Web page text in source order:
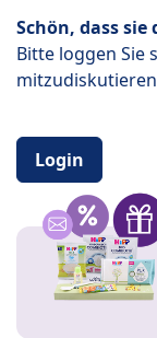
Schön, dass
Bitte loggen Sie
Login